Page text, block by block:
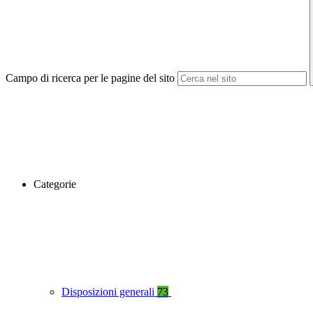
Campo di ricerca per le pagine del sito
Categorie
Disposizioni generali 73